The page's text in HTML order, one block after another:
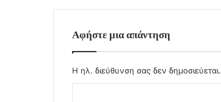
Αφήστε μια απάντηση
Η ηλ. διεύθυνση σας δεν δημοσιεύεται.